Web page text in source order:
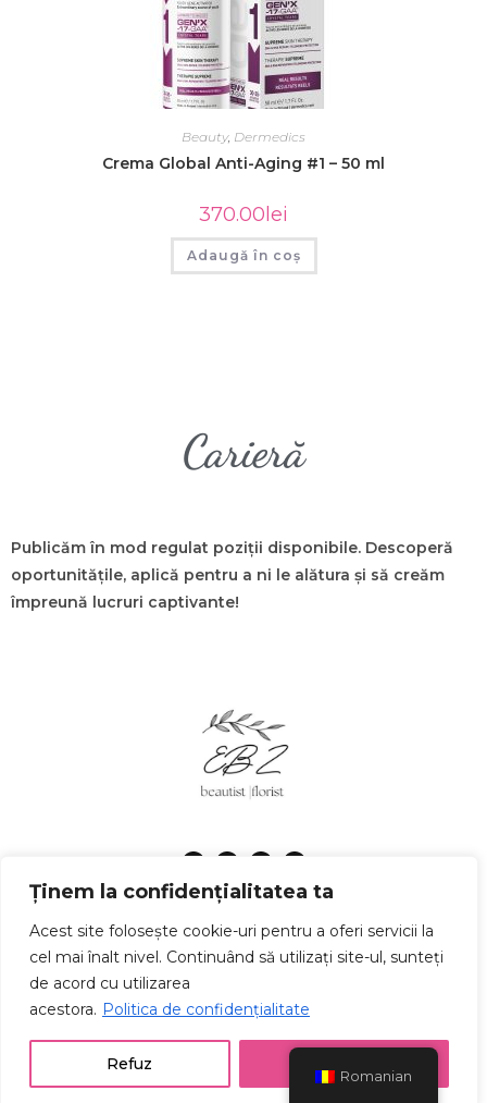
Ținem la confidențialitatea ta
Acest site folosește cookie-uri pentru a oferi servicii la
cel mai înalt nivel. Continuând să utilizați site-ul, sunteți
de acord cu utilizarea
acestora. Politica de confidențialitate
Refuz
Beauty, Dermedics
Crema Global Anti-Aging #1 – 50 ml
370.00 lei
Adaugă în coș
Carieră
Publicăm în mod regulat poziții disponibile. Descoperă
oportunitățile, aplică pentru a ni le alătura și să creăm
împreună lucruri captivante!
© Copyright 2025 emokebeautyzone.ro | Realizat în cadrul
Romanian